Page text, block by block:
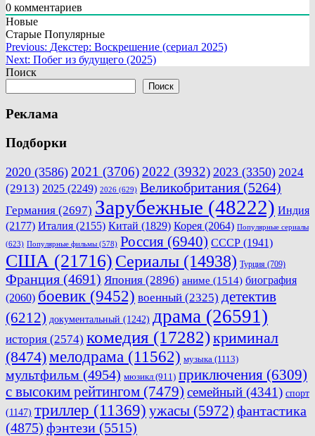
0 комментариев
Новые
Старые Популярные
Навигация
по
Previous: Декстер: Воскрешение (сериал 2025)
Next: Побег из будущего (2025)
Поиск
Поиск
Реклама
Подборки
2020 (3586) 2021 (3706) 2022 (3932) 2023 (3350) 2024
(2913) 2025 (2249) 2026 (629) Великобритания (5264)
Германия (2697) Зарубежные (48222) Индия
(2177) Италия (2155) Китай (1829) Корея (2064) Популярные сериалы
(623) Популярные фильмы (578) Россия (6940) СССР (1941)
США (21716) Сериалы (14938) Турция (709)
Франция (4691) Япония (2896) аниме (1514) биография
(2060) боевик (9452) военный (2325) детектив
(6212) документальный (1242) драма (26591)
история (2574) комедия (17282)криминал
(8474)мелодрама (11562) музыка (1113)
мультфильм (4954) мюзикл (911) приключения (6309)
с высоким рейтингом (7479) семейный (4341) спорт
(1147) триллер (11369) ужасы (5972) фантастика
(4875) фэнтези (5515)